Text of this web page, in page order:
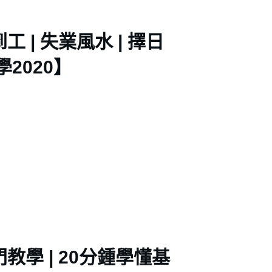
| 失業風水 | 擇日
2020】
教學 | 20分鍾學懂基